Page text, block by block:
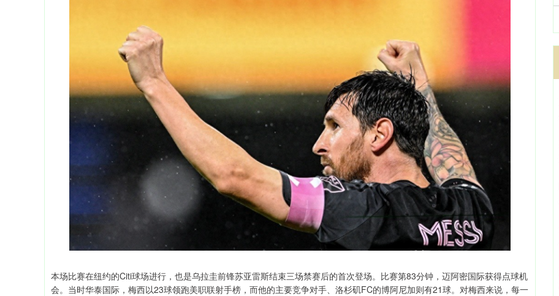
本场比赛在纽约的Citi球场进行，也是乌拉圭前锋苏亚雷斯结束三场禁赛后的首次登场。比赛第83分钟，迈阿密国际获得点球机
会。当时华泰国际，梅西以23球领跑美职联射手榜，而他的主要竞争对手、洛杉矶FC的博阿尼加则有21球。对梅西来说，每一